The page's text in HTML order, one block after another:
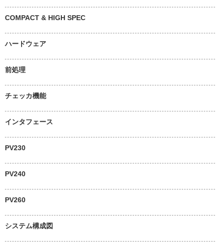
COMPACT & HIGH SPEC
ハードウェア
前処理
チェッカ機能
インタフェース
PV230
PV240
PV260
システム構成図